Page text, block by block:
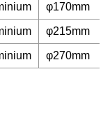
φ170mm
φ215mm
φ270mm